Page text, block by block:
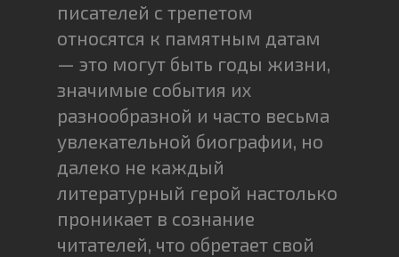
писателей с трепетом
относятся к памятным датам
— это могут быть годы жизни,
значимые события их
разнообразной и часто весьма
увлекательной биографии, но
далеко не каждый
литературный герой настолько
проникает в сознание
читателей, что обретает свой